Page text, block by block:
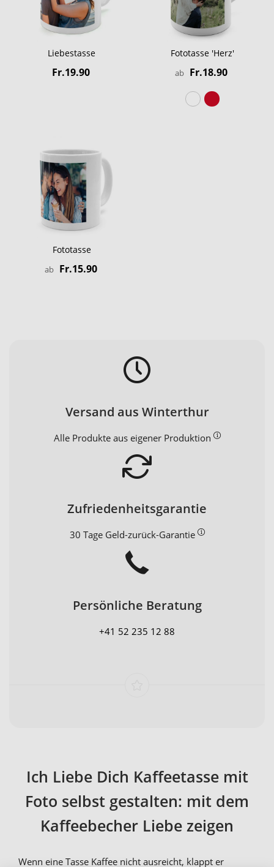
Liebestasse
Fr.19.90
Fototasse 'Herz'
ab Fr.18.90
Fototasse
ab Fr.15.90
Versand aus Winterthur
Alle Produkte aus eigener Produktion
Zufriedenheitsgarantie
30 Tage Geld-zurück-Garantie
Persönliche Beratung
+41 52 235 12 88
Ich Liebe Dich Kaffeetasse mit
Foto selbst gestalten: mit dem
Kaffeebecher Liebe zeigen
Wenn eine Tasse Kaffee nicht ausreicht, klappt er